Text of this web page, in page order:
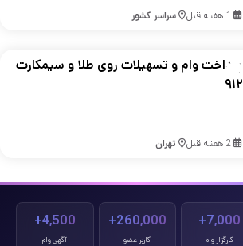
1 هفته قبل سراسر کشور
پرداخت وام و تسهیلات روی طلا و سیمکارت
۹۱۲
2 هفته قبل تهران
7,000+
کارگزار وام
260,000+
کاربر عضو
4,500+
آگهی وام